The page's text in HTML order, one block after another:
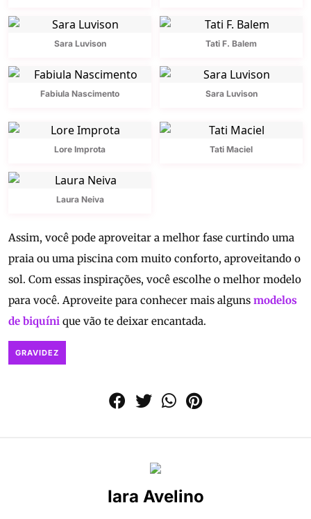
Sara Luvison Tati F. Balem
Fabiula Nascimento Sara Luvison
Lore Improta Tati Maciel
Laura Neiva
Assim, você pode aproveitar a melhor fase curtindo uma
praia ou uma piscina com muito conforto, aproveitando o
sol. Com essas inspirações, você escolhe o melhor modelo
para você. Aproveite para conhecer mais alguns modelos
de biquíni que vão te deixar encantada.
GRAVIDEZ
Iara Avelino